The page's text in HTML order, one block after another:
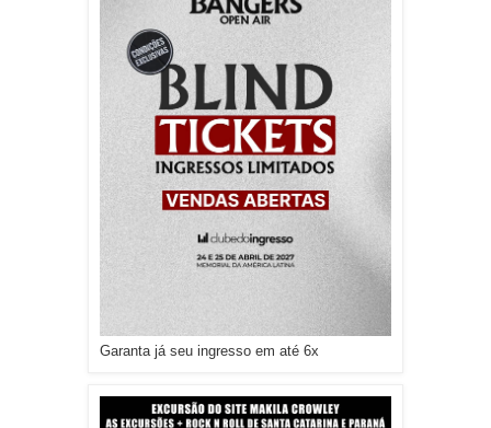
Garanta já seu ingresso em até 6x